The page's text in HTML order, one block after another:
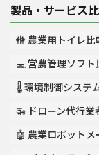
製品・サービス
🚻 農業用トイレ比
💻 営農管理ソフト
🌡️ 環境制御システ
🚁 ドローン代行業
🤖 農業ロボットメ